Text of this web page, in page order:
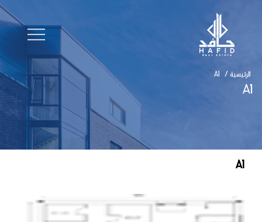
الرئيسية /
A1
A1
A1